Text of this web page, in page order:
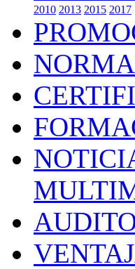
2010 2013 2015 2017